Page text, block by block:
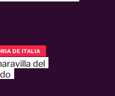
DE ITALIA
del